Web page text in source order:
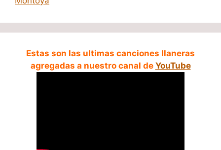
Estas son las ultimas canciones llaneras
agregadas a nuestro canal de YouTube